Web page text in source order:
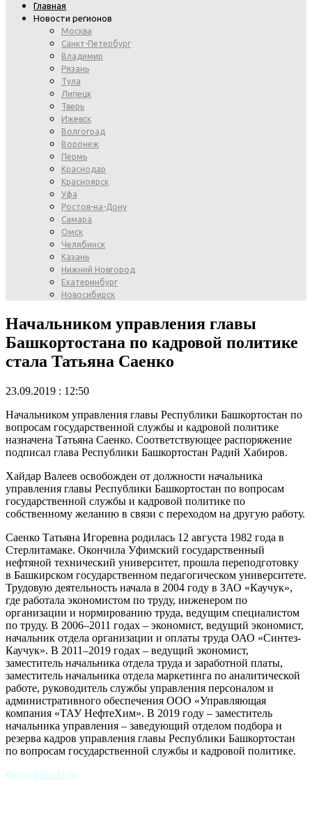
Главная
Новости регионов
Москва
Санкт-Петербург
Владимир
Рязань
Тула
Липецк
Тверь
Ижевск
Волгоград
Воронеж
Пермь
Краснодар
Красноярск
Уфа
Ростов-на-Дону
Самара
Омск
Челябинск
Казань
Нижний Новгород
Екатеринбург
Новосибирск
Начальником управления главы
Башкортостана по кадровой политике
стала Татьяна Саенко
23.09.2019 : 12:50
Начальником управления главы Республики Башкортостан по
вопросам государственной службы и кадровой политике
назначена Татьяна Саенко. Соответствующее распоряжение
подписал глава Республики Башкортостан Радий Хабиров.
Хайдар Валеев освобожден от должности начальника
управления главы Республики Башкортостан по вопросам
государственной службы и кадровой политике по
собственному желанию в связи с переходом на другую работу.
Саенко Татьяна Игоревна родилась 12 августа 1982 года в
Стерлитамаке. Окончила Уфимский государственный
нефтяной технический университет, прошла переподготовку
в Башкирском государственном педагогическом университете.
Трудовую деятельность начала в 2004 году в ЗАО «Каучук»,
где работала экономистом по труду, инженером по
организации и нормированию труда, ведущим специалистом
по труду. В 2006–2011 годах – экономист, ведущий экономист,
начальник отдела организации и оплаты труда ОАО «Синтез-
Каучук». В 2011–2019 годах – ведущий экономист,
заместитель начальника отдела труда и заработной платы,
заместитель начальника отдела маркетинга по аналитической
работе, руководитель службы управления персоналом и
административного обеспечения ООО «Управляющая
компания «ТАУ НефтеХим». В 2019 году – заместитель
начальника управления – заведующий отделом подбора и
резерва кадров управления главы Республики Башкортостан
по вопросам государственной службы и кадровой политике.
Фото bfmufa.ru